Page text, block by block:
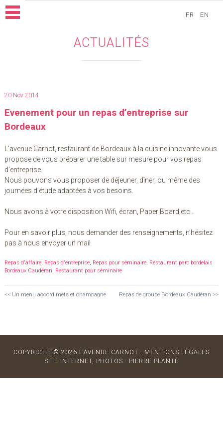
FR EN
ACTUALITÉS
20 Nov 2014
Evenement pour un repas d’entreprise sur
Bordeaux
L’avenue Carnot, restaurant de Bordeaux à la cuisine innovante vous
propose de vous préparer une table sur mesure pour vos repas
d’entreprise.
Nous pouvons vous proposer de déjeuner, dîner, ou même des
journées d’étude adaptées à vos besoins.
Nous avons à votre disposition Wifi, écran, Paper Board,etc…
Pour en savoir plus, nous demander des renseignements, n’hésitez
pas à nous envoyer un mail
Repas d'affaire, Repas d'entreprise, Repas pour séminaire, Restaurant parc bordelais
Bordeaux Caudéran, Restaurant pour séminaire
Repas de groupe Bordeaux Caudéran >>
<< Un menu accord mets et champagne
COPYRIGHT © 2026 L‘AVENUE CARNOT - MENTIONS LÉGALES
SITE INTERNET, PHOTOS : PIERRE PLANTÉ